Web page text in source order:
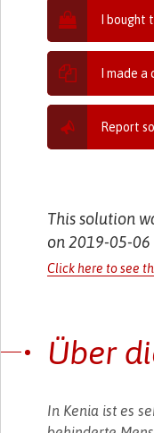
I bought
I made
Report
This solution
on 2019-05-06
Click here to see
Über
In Kenia ist es